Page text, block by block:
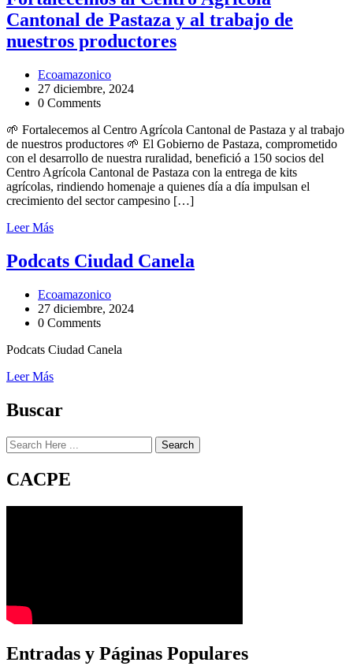
Cantonal de Pastaza y al trabajo de
nuestros productores
Ecoamazonico
27 diciembre, 2024
0 Comments
🌱 Fortalecemos al Centro Agrícola Cantonal de Pastaza y al trabajo
de nuestros productores 🌱 El Gobierno de Pastaza, comprometido
con el desarrollo de nuestra ruralidad, benefició a 150 socios del
Centro Agrícola Cantonal de Pastaza con la entrega de kits
agrícolas, rindiendo homenaje a quienes día a día impulsan el
crecimiento del sector campesino […]
Leer Más
Podcats Ciudad Canela
Ecoamazonico
27 diciembre, 2024
0 Comments
Podcats Ciudad Canela
Leer Más
Buscar
Search
CACPE
Entradas y Páginas Populares